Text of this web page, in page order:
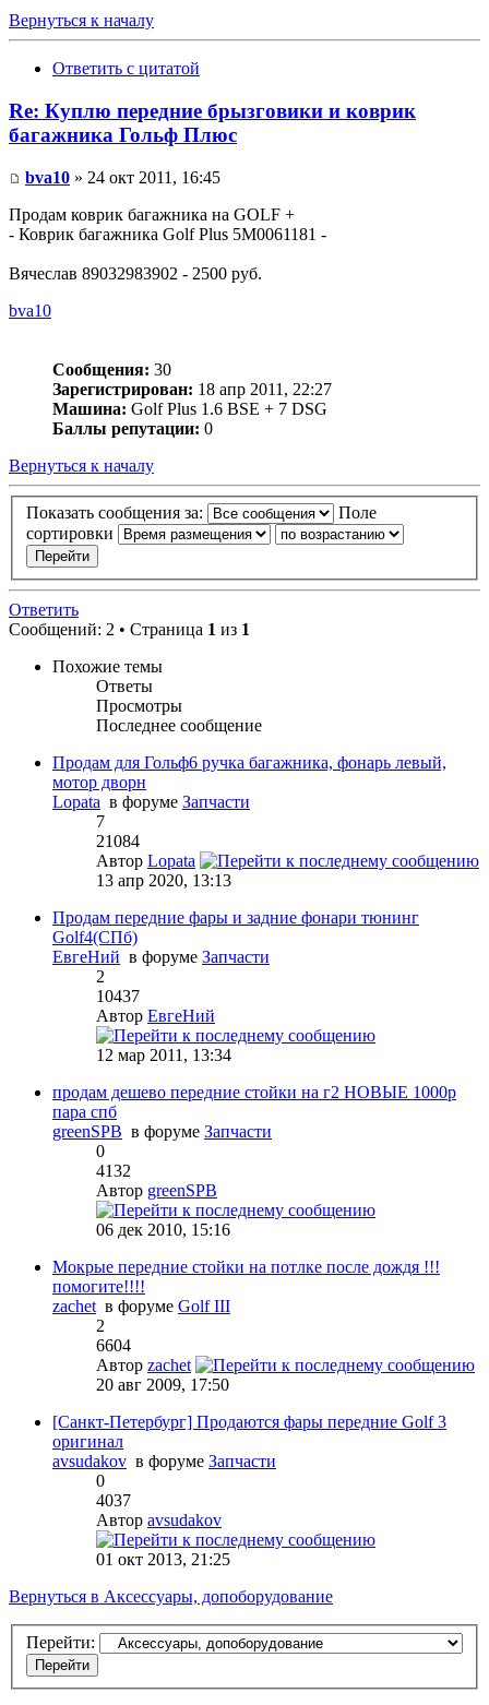
Вернуться к началу
Ответить с цитатой
Re: Куплю передние брызговики и коврик
багажника Гольф Плюс
bva10 » 24 окт 2011, 16:45
Продам коврик багажника на GOLF +
- Коврик багажника Golf Plus 5M0061181 -
Вячеслав 89032983902 - 2500 руб.
bva10
Сообщения: 30
Зарегистрирован: 18 апр 2011, 22:27
Машина: Golf Plus 1.6 BSE + 7 DSG
Баллы репутации: 0
Вернуться к началу
Показать сообщения за:
Поле
сортировки
Ответить
Сообщений: 2 • Страница 1 из 1
Похожие темы
Ответы
Просмотры
Последнее сообщение
Продам для Гольф6 ручка багажника, фонарь левый,
мотор дворн
Lopata в форуме Запчасти
7
21084
Автор Lopata
13 апр 2020, 13:13
Продам передние фары и задние фонари тюнинг
Golf4(СПб)
EвгeHий в форуме Запчасти
2
10437
Автор EвгeHий
12 мар 2011, 13:34
продам дешево передние стойки на г2 НОВЫЕ 1000р
пара спб
greenSPB в форуме Запчасти
0
4132
Автор greenSPB
06 дек 2010, 15:16
Мокрые передние стойки на потлке после дождя !!!
помогите!!!!
zachet в форуме Golf III
2
6604
Автор zachet
20 авг 2009, 17:50
[Санкт-Петербург] Продаются фары передние Golf 3
оригинал
avsudakov в форуме Запчасти
0
4037
Автор avsudakov
01 окт 2013, 21:25
Вернуться в Аксессуары, допоборудование
Перейти: